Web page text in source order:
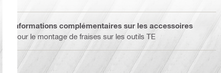
Informations complémentaires sur les accessoires
Pour le montage de fraises sur les outils TE